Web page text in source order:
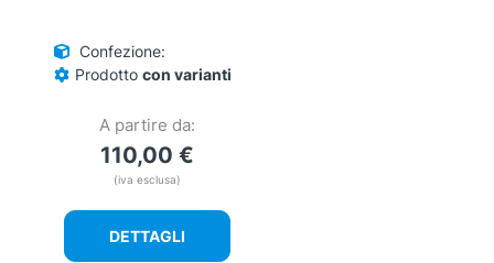
Confezione:
Prodotto con varianti
A partire da:
110,00 €
(iva esclusa)
DETTAGLI